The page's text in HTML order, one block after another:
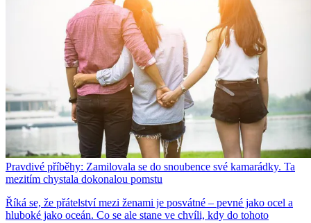
Pravdivé příběhy: Zamilovala se do snoubence své kamarádky. Ta
mezitím chystala dokonalou pomstu
Říká se, že přátelství mezi ženami je posvátné – pevné jako ocel a
hluboké jako oceán. Co se ale stane ve chvíli, kdy do tohoto